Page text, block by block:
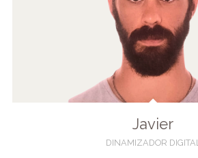
Javier
DINAMIZADOR DIGITAL